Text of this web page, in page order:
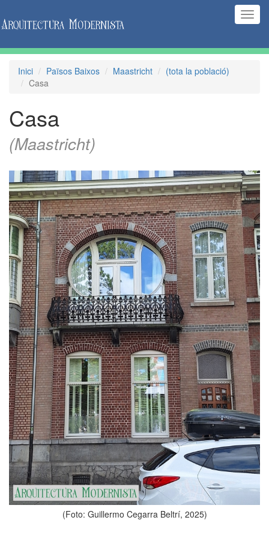
Inici Països Baixos Maastricht
(tota la població)
Casa
Casa
(Maastricht)
(Foto: Guillermo Cegarra Beltrí, 2025)